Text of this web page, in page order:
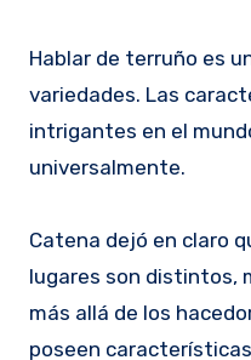
Hablar de terruño es
variedades. Las
intrigantes en el
universalmente.
Catena dejó en claro
lugares son distintos,
más allá de los
poseen